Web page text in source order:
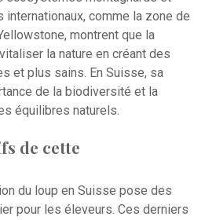
comme la zone de
montrent que la
la nature en créant des
et plus sains. En Suisse, sa
de la biodiversité et la
équilibres naturels.
de cette
du loup en Suisse pose des
pour les éleveurs. Ces derniers